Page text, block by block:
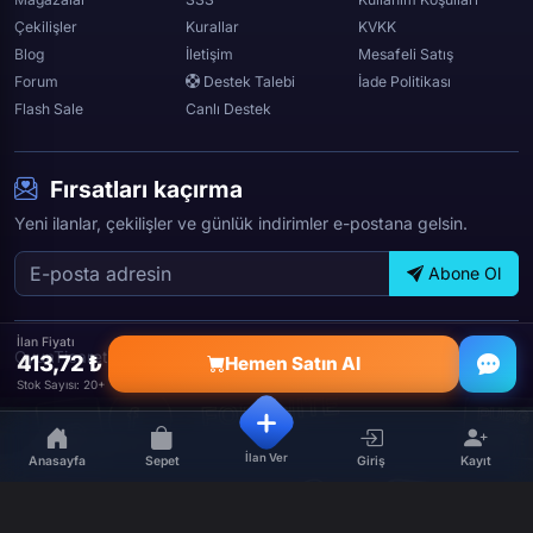
Çekilişler
Blog
Forum
Flash Sale
Kurallar
İletişim
Destek Talebi
Canlı Destek
KVKK
Mesafeli Satış
İade Politikası
Fırsatları kaçırma
Yeni ilanlar, çekilişler ve günlük indirimler e-postana gelsin.
Abone Ol
OyunTicareti © 2026 — Tüm hakları saklıdır.
İlan Fiyatı
413,72 ₺
Stok Sayısı: 20+
Hemen Satın Al
Anasayfa Sepet İlan Ver Giriş Kayıt